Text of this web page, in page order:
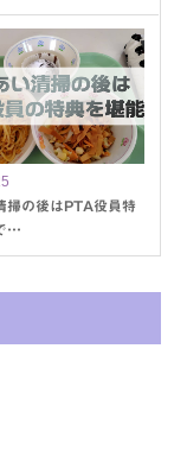
掃の後はPTA役員特
…